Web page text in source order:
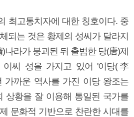
최고통치자에 대한 칭호이다. 중
되는 것은 황제의 성씨가 달라지
나라가 붕괴된 뒤 출범한 당(唐)제
이씨 성을 가지고 있어 '이당(李
가까운 역사를 가진 이당 왕조는
상황을 잘 이용해 통일된 국가를
문화적 기반으로 찬란한 시대를